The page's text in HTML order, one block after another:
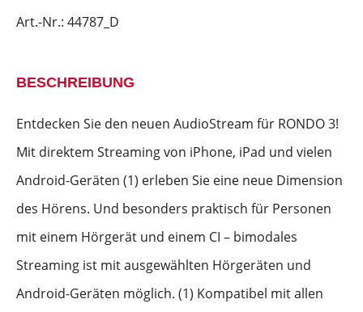
Art.-Nr.: 44787_D
BESCHREIBUNG
Entdecken Sie den neuen AudioStream für RONDO 3!
Mit direktem Streaming von iPhone, iPad und vielen
Android-Geräten (1) erleben Sie eine neue Dimension
des Hörens. Und besonders praktisch für Personen
mit einem Hörgerät und einem CI – bimodales
Streaming ist mit ausgewählten Hörgeräten und
Android-Geräten möglich. (1) Kompatibel mit allen